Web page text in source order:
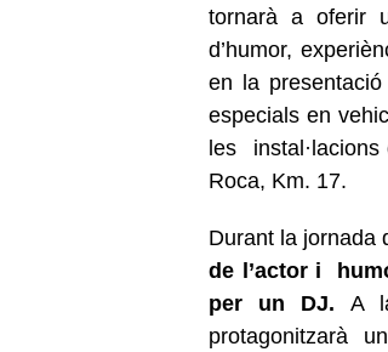
tornarà a oferir
d’humor,
en la
especials en
les
Roca, Km. 17.
Durant la jornada
de l’actor i
per un DJ.A
protagonitzarà